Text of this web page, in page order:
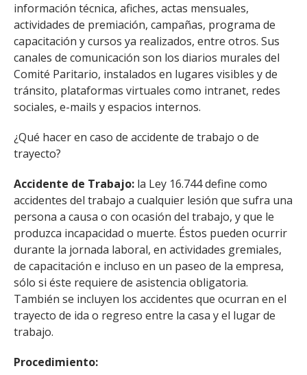
información técnica, afiches, actas mensuales,
actividades de premiación, campañas, programa de
capacitación y cursos ya realizados, entre otros. Sus
canales de comunicación son los diarios murales del
Comité Paritario, instalados en lugares visibles y de
tránsito, plataformas virtuales como intranet, redes
sociales, e-mails y espacios internos.
¿Qué hacer en caso de accidente de trabajo o de
trayecto?
Accidente de Trabajo: la Ley 16.744 define como
accidentes del trabajo a cualquier lesión que sufra una
persona a causa o con ocasión del trabajo, y que le
produzca incapacidad o muerte. Éstos pueden ocurrir
durante la jornada laboral, en actividades gremiales,
de capacitación e incluso en un paseo de la empresa,
sólo si éste requiere de asistencia obligatoria.
También se incluyen los accidentes que ocurran en el
trayecto de ida o regreso entre la casa y el lugar de
trabajo.
Procedimiento: